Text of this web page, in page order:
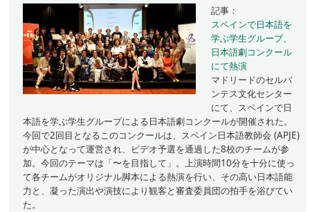
記事：
スペインで日本語を
学ぶ学生グループ、
日本語劇コンクール
にて熱演
マドリードのセルバ
ンテス文化センター
にて、スペインで日
本語を学ぶ学生グループによる日本語劇コンクールが開催された。
今回で2回目となるこのコンクールは、スペイン日本語教師会 (APJE)
が中心となって運営され、ビデオ予選を通過した8校のチームが参
加。今回のテーマは「〜を目指して」。上演時間10分を十分に使っ
て各チームがオリジナル脚本による熱演を行い、その高い日本語能
力と、凝った演出や演技により観客と審査委員団の拍手を浴びてい
た。